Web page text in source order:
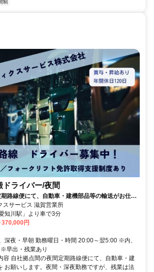
制
ライバー/夜間
路線便にて、自動車・建機部品等の輸送がお仕事
スサービス 滋賀営業所
知川駅」より車で3分
円
深夜・早朝 勤務曜日・時間 20:00～翌5:00 ※内、
早出・残業あり
容 自社拠点間の夜間定期路線便にて、自動車・建
お願いします。夜間・深夜勤務ですが、残業は法